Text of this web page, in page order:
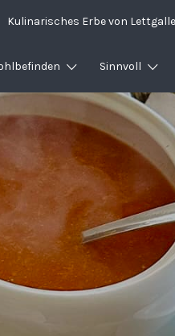
Kulinarisches Erbe von
Sinnvoll